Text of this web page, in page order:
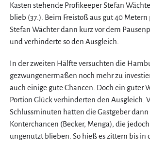
Kasten stehende Profikeeper Stefan
blieb (37.). Beim Freistoß aus gut 40
Stefan Wächter dann kurz vor dem
und verhinderte so den Ausgleich.
In der zweiten Hälfte versuchten die
gezwungenermaßen noch mehr zu
auch einige gute Chancen. Doch ein guter
Portion Glück verhinderten den Ausgleich.
Schlussminuten hatten die Gastgeber
Konterchancen (Becker, Menga), die
ungenutzt blieben. So hieß es zittern bis in